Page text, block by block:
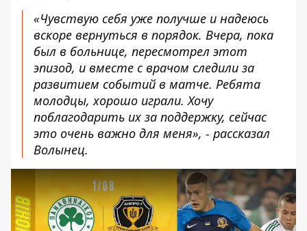
«Чувствую себя уже получше и надеюсь
вскоре вернуться в порядок. Вчера, пока
был в больнице, пересмотрел этот
эпизод, и вместе с врачом следили за
развитием событий в матче. Ребята
молодцы, хорошо играли. Хочу
поблагодарить их за поддержку, сейчас
это очень важно для меня», - рассказал
Волынец.